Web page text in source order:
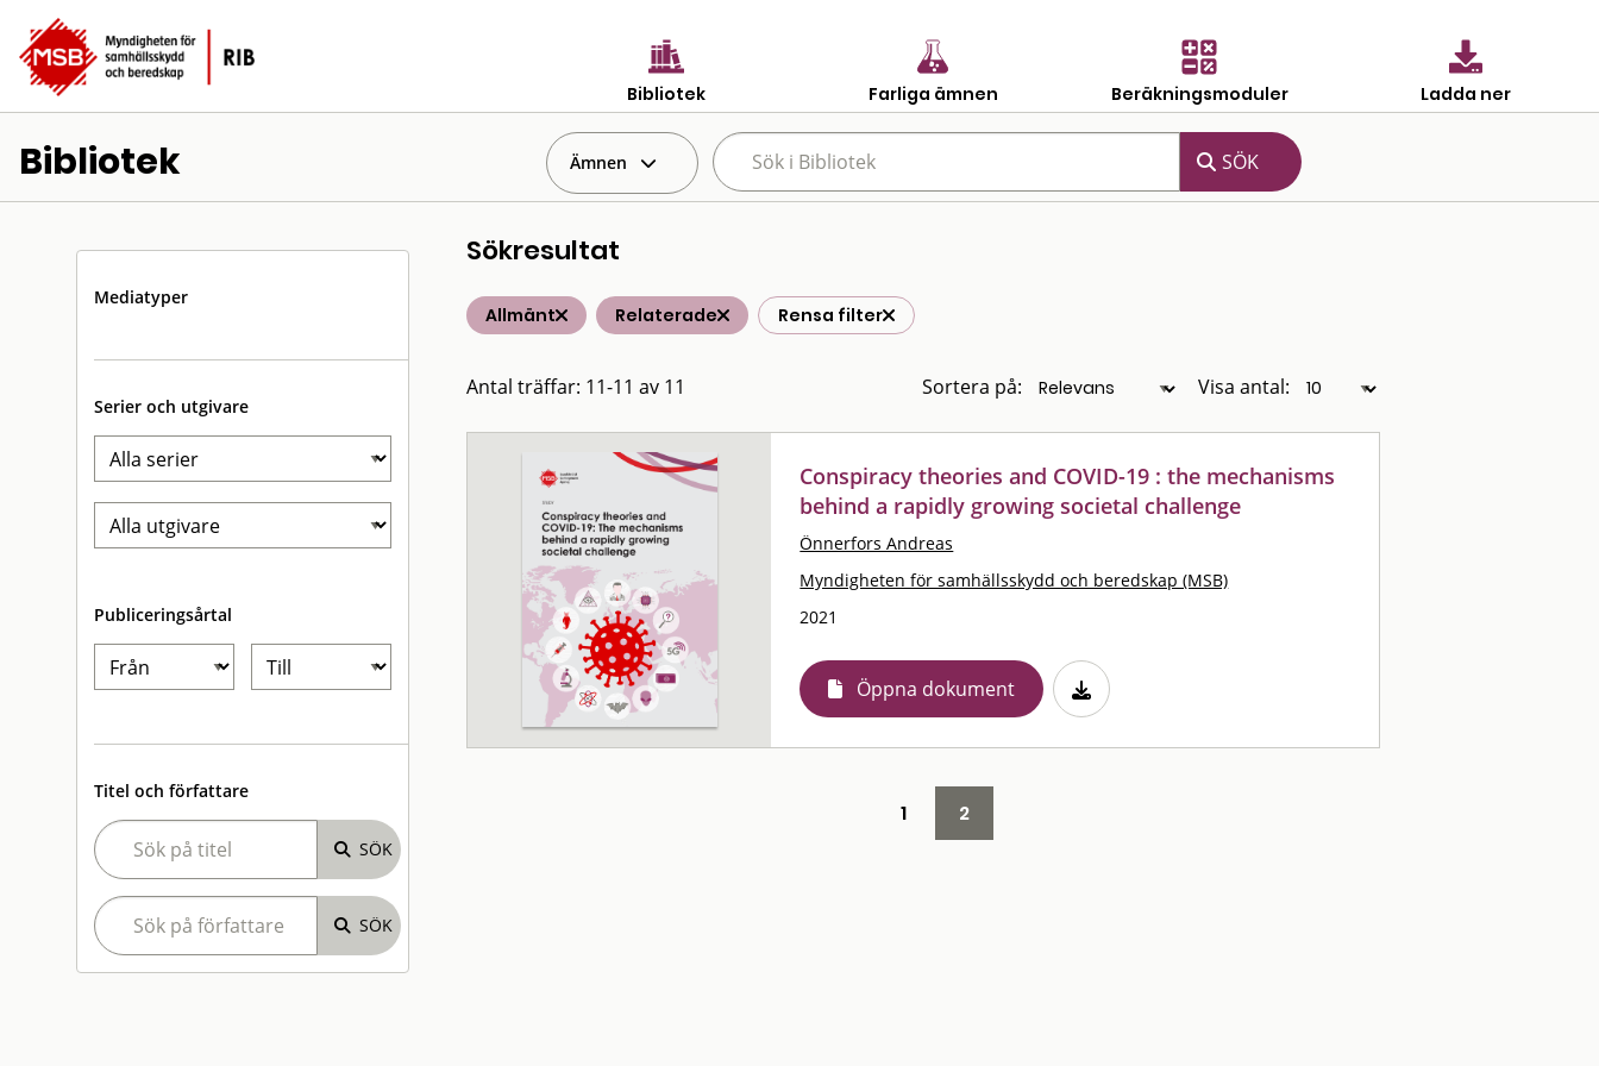
Bibliotek Farliga ämnen Beräkningsmoduler Ladda ner
Bibliotek Ämnen
Mediatyper
Serier och utgivare
Publiceringsårtal
Titel och författare
Sökresultat
Allmänt Relaterade Rensa filter
Antal träffar: 11-11 av 11 Sortera på: Visa antal:
Conspiracy theories and COVID-19 : the mechanisms
behind a rapidly growing societal challenge
Önnerfors Andreas
Myndigheten för samhällsskydd och beredskap (MSB)
2021
Öppna dokument
1 2